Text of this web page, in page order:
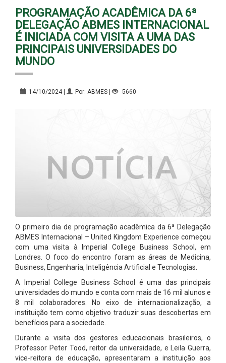
PROGRAMAÇÃO ACADÊMICA DA 6ª
DELEGAÇÃO ABMES INTERNACIONAL
É INICIADA COM VISITA A UMA DAS
PRINCIPAIS UNIVERSIDADES DO
MUNDO
14/10/2024 | Por: ABMES | 5660
O primeiro dia de programação acadêmica da 6ª Delegação
ABMES Internacional – United Kingdom Experience começou
com uma visita à Imperial College Business School, em
Londres. O foco do encontro foram as áreas de Medicina,
Business, Engenharia, Inteligência Artificial e Tecnologias.
A Imperial College Business School é uma das principais
universidades do mundo e conta com mais de 16 mil alunos e
8 mil colaboradores. No eixo de internacionalização, a
instituição tem como objetivo traduzir suas descobertas em
benefícios para a sociedade.
Durante a visita dos gestores educacionais brasileiros, o
Professor Peter Tood, reitor da universidade, e Leila Guerra,
vice-reitora de educação, apresentaram a instituição aos